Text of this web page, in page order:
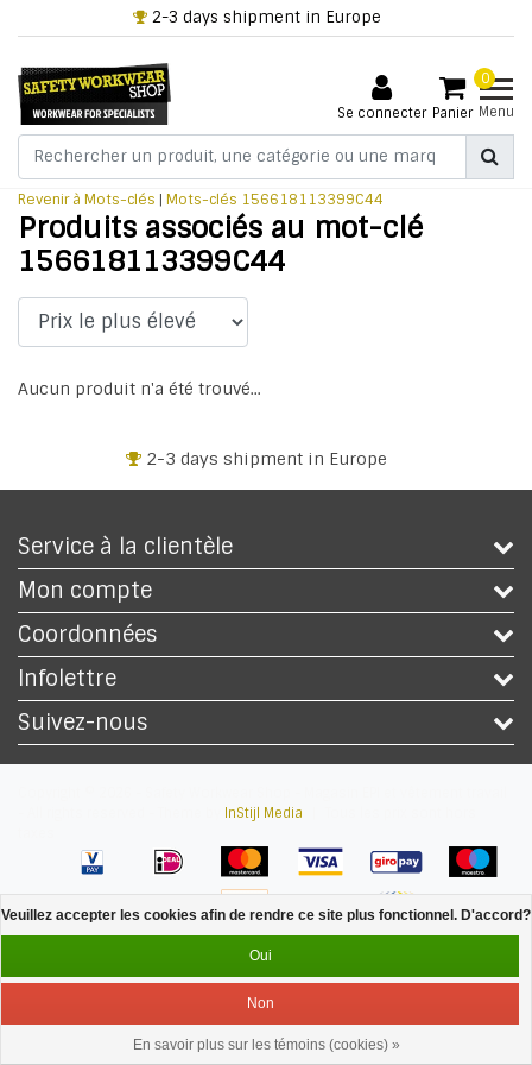
2-3 days shipment in Europe
Se connecter
0
Panier Menu
Revenir à Mots-clés | Mots-clés 156618113399C44
Produits associés au mot-clé
156618113399C44
Aucun produit n'a été trouvé...
2-3 days shipment in Europe
Service à la clientèle
Mon compte
Coordonnées
Infolettre
Suivez-nous
InStijl Media
Menu Se connecter
Veuillez accepter les cookies afin de rendre ce site plus fonctionnel. D'accord?
Oui
Non
En savoir plus sur les témoins (cookies) »